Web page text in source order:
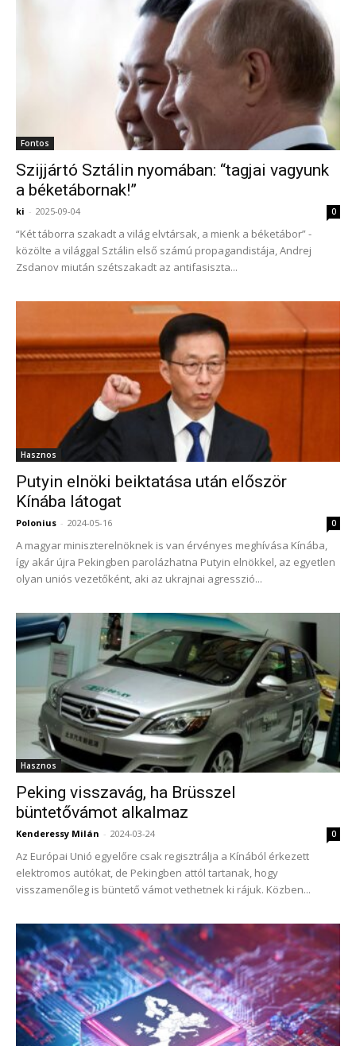
Fontos
Szijjártó Sztálin nyomában: “tagjai vagyunk
a béketábornak!”
ki - 2025-09-04 0
“Két táborra szakadt a világ elvtársak, a mienk a béketábor” -
közölte a világgal Sztálin első számú propagandistája, Andrej
Zsdanov miután szétszakadt az antifasiszta...
Hasznos
Putyin elnöki beiktatása után először
Kínába látogat
Polonius - 2024-05-16 0
A magyar miniszterelnöknek is van érvényes meghívása Kínába,
így akár újra Pekingben parolázhatna Putyin elnökkel, az egyetlen
olyan uniós vezetőként, aki az ukrajnai agresszió...
Hasznos
Peking visszavág, ha Brüsszel
büntetővámot alkalmaz
Kenderessy Milán - 2024-03-24 0
Az Európai Unió egyelőre csak regisztrálja a Kínából érkezett
elektromos autókat, de Pekingben attól tartanak, hogy
visszamenőleg is büntető vámot vethetnek ki rájuk. Közben...